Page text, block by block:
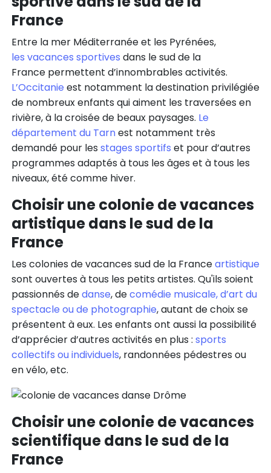
France
Entre la mer Méditerranée et les Pyrénées,
les vacances sportives dans le sud de la
France permettent d’innombrables activités.
L’Occitanie est notamment la destination privilégiée
de nombreux enfants qui aiment les traversées en
rivière, à la croisée de beaux paysages. Le
département du Tarnest notamment très
demandé pour les stages sportifs et pour d’autres
programmes adaptés à tous les âges et à tous les
niveaux, été comme hiver.
Choisir une colonie de vacances
artistique dans le sud de la
France
Les colonies de vacances sud de la Franceartistique
sont ouvertes à tous les petits artistes. Qu'ils soient
passionnés dedanse, decomédie musicale, d’art du
spectacle ou de photographie, autant de choix se
présentent à eux. Les enfants ont aussi la possibilité
d’apprécier d’autres activités en plus : sports
collectifs ou individuels, randonnées pédestres ou
en vélo, etc.
Choisir une colonie de vacances
scientifique dans le sud de la
France